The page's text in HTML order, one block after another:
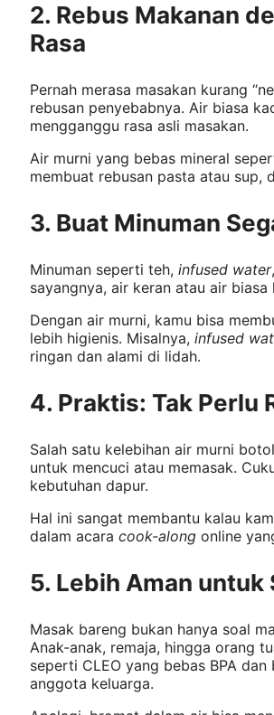
2. Rebus Makanan
Rasa
Pernah merasa masakan kurang
rebusan penyebabnya. Air biasa
mengganggu rasa asli masakan.
Air murni yang bebas mineral
membuat rebusan pasta atau sup,
3. Buat Minuman
Minuman seperti teh, infused water
sayangnya, air keran atau air
Dengan air murni, kamu bisa
lebih higienis. Misalnya, infused
ringan dan alami di lidah.
4. Praktis: Tak Perlu
Salah satu kelebihan air murni
untuk mencuci atau memasak.
kebutuhan dapur.
Hal ini sangat membantu kalau
dalam acara cook-along online
5. Lebih Aman untuk
Masak bareng bukan hanya soal
Anak-anak, remaja, hingga orang
seperti CLEO yang bebas BPA
anggota keluarga.